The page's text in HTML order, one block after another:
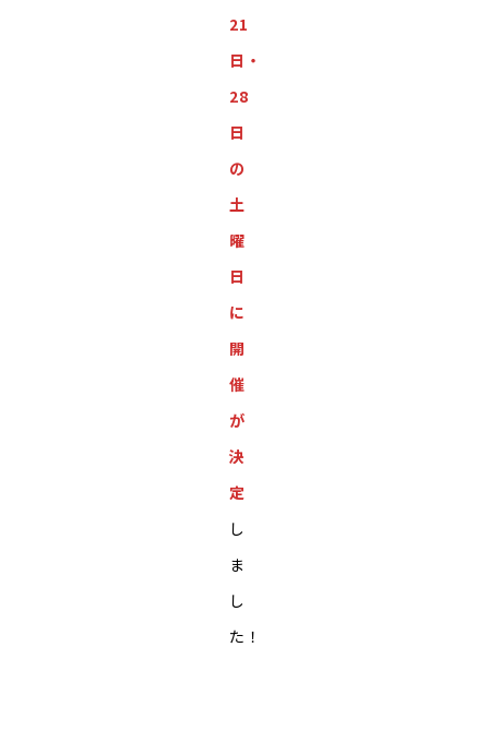
21
日・
28
日
の
土
曜
日
に
開
催
が
決
定
し
ま
し
た！